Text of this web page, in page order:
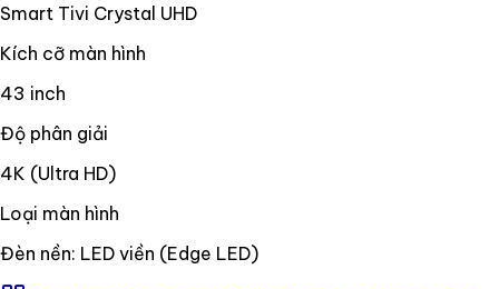
Smart Tivi Crystal UHD
Kích cỡ màn hình
43 inch
Độ phân giải
4K (Ultra HD)
Loại màn hình
Đèn nền: LED viền (Edge LED)